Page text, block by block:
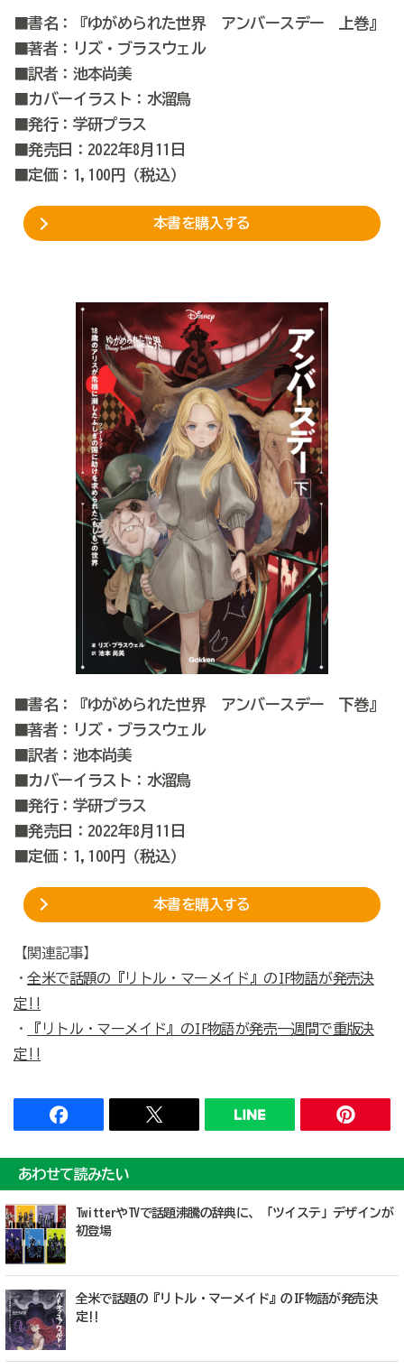
■書名：『ゆがめられた世界 アンバースデー 上巻』
■著者：リズ・ブラスウェル
■訳者：池本尚美
■カバーイラスト：水溜鳥
■発行：学研プラス
■発売日：2022年8月11日
■定価：1,100円（税込）
本書を購入する
■書名：『ゆがめられた世界 アンバースデー 下巻』
■著者：リズ・ブラスウェル
■訳者：池本尚美
■カバーイラスト：水溜鳥
■発行：学研プラス
■発売日：2022年8月11日
■定価：1,100円（税込）
本書を購入する
【関連記事】
・全米で話題の『リトル・マーメイド』のIF物語が発売決
定!!
・
『リトル・マーメイド』のIF物語が発売一週間で重版決
定!!
あわせて読みたい
TwitterやTVで話題沸騰の辞典に、「ツイステ」デザインが
初登場
全米で話題の『リトル・マーメイド』のIF物語が発売決
定!!